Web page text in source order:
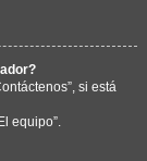
si está
equipo”.